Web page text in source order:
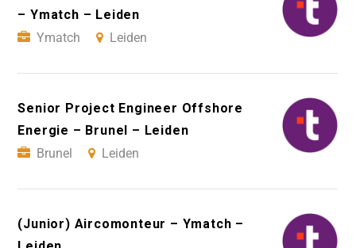
– Ymatch – Leiden
Ymatch
Leiden
Senior Project Engineer Offshore
Energie – Brunel – Leiden
Brunel
Leiden
(Junior) Aircomonteur – Ymatch –